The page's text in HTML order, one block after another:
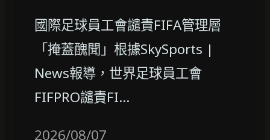
國際足球員工會譴責FIFA管理層
「掩蓋醜聞」根據SkySports |
News報導，世界足球員工會
FIFPRO譴責FI…
2026/08/07